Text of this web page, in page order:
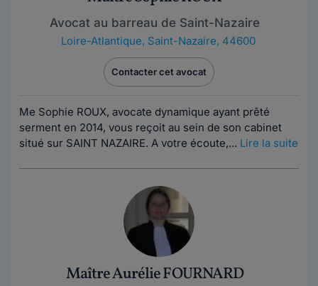
Avocat au barreau de Saint-Nazaire
Loire-Atlantique, Saint-Nazaire, 44600
Contacter cet avocat
Me Sophie ROUX, avocate dynamique ayant prêté
serment en 2014, vous reçoit au sein de son cabinet
situé sur SAINT NAZAIRE. A votre écoute,... Lire la suite
Maître Aurélie FOURNARD